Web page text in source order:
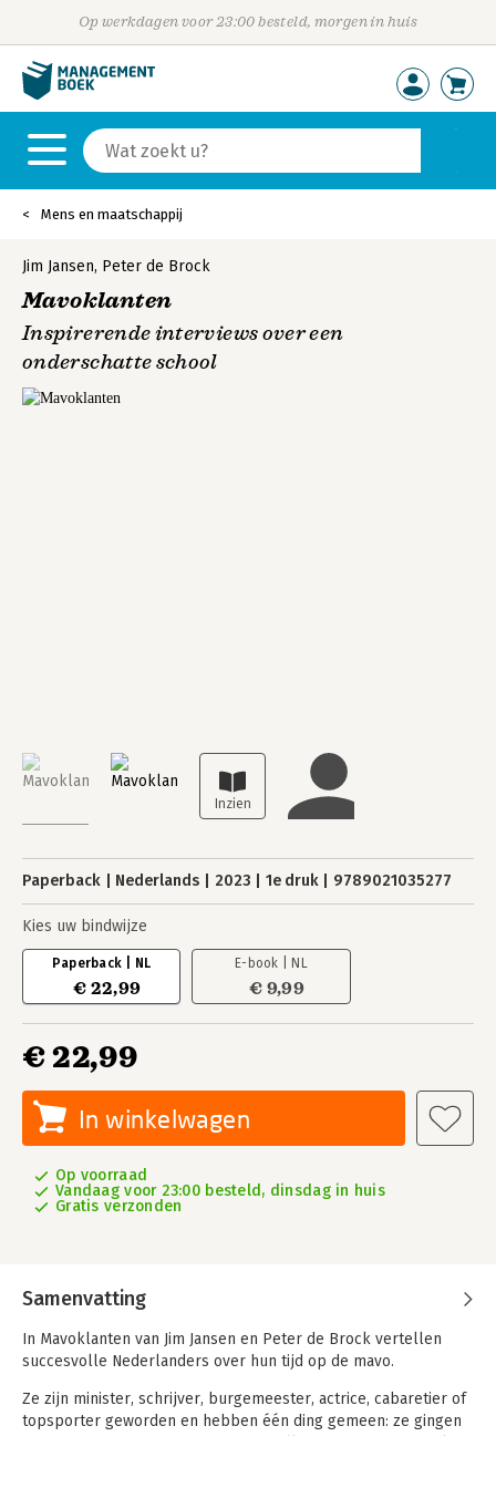
Op werkdagen voor 23:00 besteld, morgen in huis
Mens en maatschappij
Jim Jansen, Peter de Brock
Mavoklanten
Inspirerende interviews over een
onderschatte school
Paperback Nederlands 2023 1e druk 9789021035277
Kies uw bindwijze
Paperback | NL
€ 22,99
E-book | NL
€ 9,99
€ 22,99
In winkelwagen
Op voorraad
Vandaag voor 23:00 besteld, dinsdag in huis
Gratis verzonden
Samenvatting
In Mavoklanten van Jim Jansen en Peter de Brock vertellen
succesvolle Nederlanders over hun tijd op de mavo.
Ze zijn minister, schrijver, burgemeester, actrice, cabaretier of
topsporter geworden en hebben één ding gemeen: ze gingen